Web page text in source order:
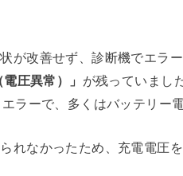
が改善せず、診断機でエラ
圧異常）」 が残っていまし
ラーで、多くはバッテリー
れなかったため、充電電圧